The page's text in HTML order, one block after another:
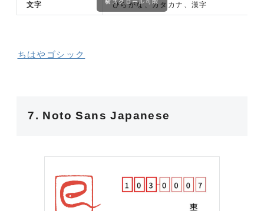
文字 ひらがな、カタカナ、漢字
横スクロール可能
ちはやゴシック
7. Noto Sans Japanese